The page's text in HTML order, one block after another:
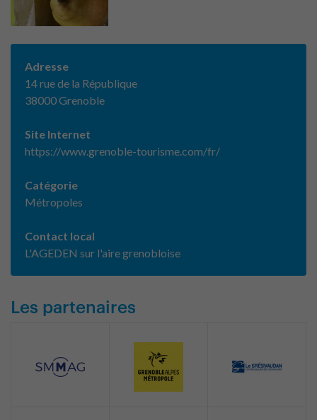
Adresse
14 rue de la République
38000 Grenoble
Site Internet
https://www.grenoble-tourisme.com/fr/
Catégorie
Métropoles
Contact local
L'AGEDEN sur l'aire grenobloise
Les partenaires